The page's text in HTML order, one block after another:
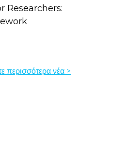
Researchers:
περισσότερα νέα >